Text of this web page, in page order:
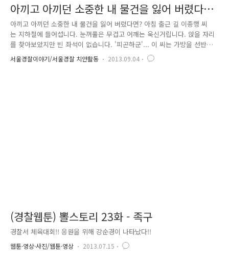
아끼고 아끼던 소중한 내 물건을 잃어 버렸다
면?
아끼고 아끼던 소중한 내 물건을 잃어 버렸다면? 아침 출근 길 이종행 씨
는 지하철에 들어섭니다. 눈꺼풀은 무겁고 어깨는 욱신거립니다. 앉을 자리
를 찾아보았지만 빈 좌석이 없습니다. '피곤하군'... 이 씨는 가방을 선반
위에 올려놓은 채 눈을 감습니다."다음 정거장은 경복궁, 경복궁입니다. 내
릴 문은 왼쪽입니다."화들짝 놀란 이 씨는 서둘러 지하철에서 내립니다. 뭔
서울경찰이야기/서울경찰 치안활동 2013.09.04
(경찰웹툰) 뽈스토리 23화 - 족구
경찰서 체육대회!! 응원을 위해 강순경이 나타났다!!
웹툰·영상·사진/웹툰·영상 2013.07.15